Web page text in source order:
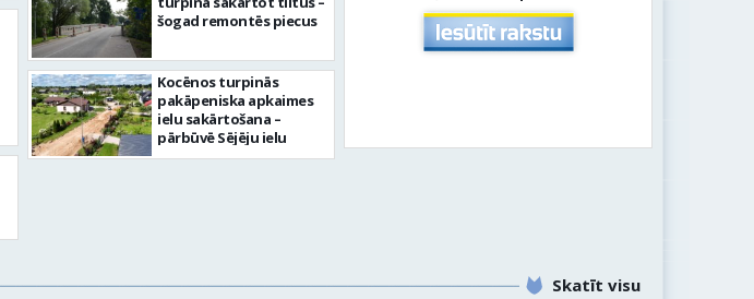
šogad remontēs piecus
Kocēnos turpinās
pakāpeniska apkaimes
ielu sakārtošana –
pārbūvē Sējēju ielu
Skatīt visu